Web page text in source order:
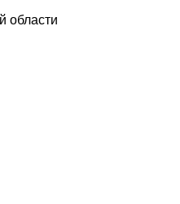
области